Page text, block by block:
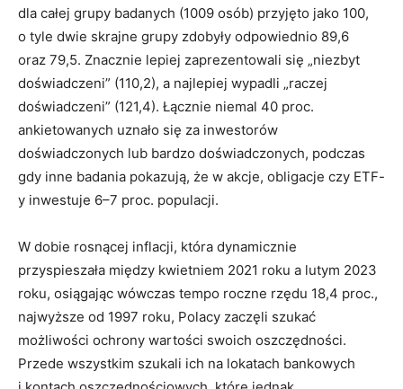
dla całej grupy badanych (1009 osób) przyjęto jako 100,
o tyle dwie skrajne grupy zdobyły odpowiednio 89,6
oraz 79,5. Znacznie lepiej zaprezentowali się „niezbyt
doświadczeni” (110,2), a najlepiej wypadli „raczej
doświadczeni” (121,4). Łącznie niemal 40 proc.
ankietowanych uznało się za inwestorów
doświadczonych lub bardzo doświadczonych, podczas
gdy inne badania pokazują, że w akcje, obligacje czy ETF-
y inwestuje 6–7 proc. populacji.
W dobie rosnącej inflacji, która dynamicznie
przyspieszała między kwietniem 2021 roku a lutym 2023
roku, osiągając wówczas tempo roczne rzędu 18,4 proc.,
najwyższe od 1997 roku, Polacy zaczęli szukać
możliwości ochrony wartości swoich oszczędności.
Przede wszystkim szukali ich na lokatach bankowych